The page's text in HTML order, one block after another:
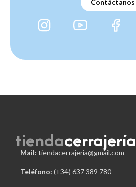
Contáctanos
tiendacerrajería
Mail: tiendacerrajeria@gmail.com
Teléfono: (+34) 637 389 780